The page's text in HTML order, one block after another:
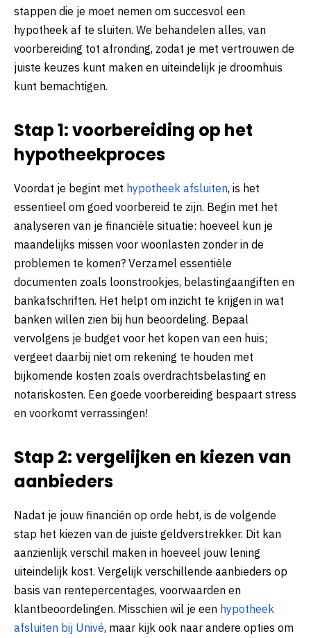
stappen die je moet nemen om succesvol een
hypotheek af te sluiten. We behandelen alles, van
voorbereiding tot afronding, zodat je met vertrouwen de
juiste keuzes kunt maken en uiteindelijk je droomhuis
kunt bemachtigen.
Stap 1: voorbereiding op het
hypotheekproces
Voordat je begint met hypotheek afsluiten, is het
essentieel om goed voorbereid te zijn. Begin met het
analyseren van je financiële situatie: hoeveel kun je
maandelijks missen voor woonlasten zonder in de
problemen te komen? Verzamel essentiële
documenten zoals loonstrookjes, belastingaangiften en
bankafschriften. Het helpt om inzicht te krijgen in wat
banken willen zien bij hun beoordeling. Bepaal
vervolgens je budget voor het kopen van een huis;
vergeet daarbij niet om rekening te houden met
bijkomende kosten zoals overdrachtsbelasting en
notariskosten. Een goede voorbereiding bespaart stress
en voorkomt verrassingen!
Stap 2: vergelijken en kiezen van
aanbieders
Nadat je jouw financiën op orde hebt, is de volgende
stap het kiezen van de juiste geldverstrekker. Dit kan
aanzienlijk verschil maken in hoeveel jouw lening
uiteindelijk kost. Vergelijk verschillende aanbieders op
basis van rentepercentages, voorwaarden en
klantbeoordelingen. Misschien wil je een hypotheek
afsluiten bij Univé, maar kijk ook naar andere opties om